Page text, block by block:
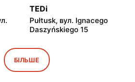
TEDi
Pułtusk, вул. Ignacego
Daszyńskiego 15
TEDi
Rawa Mazowiecka, вул.
Targowa 8
БІЛЬШЕ